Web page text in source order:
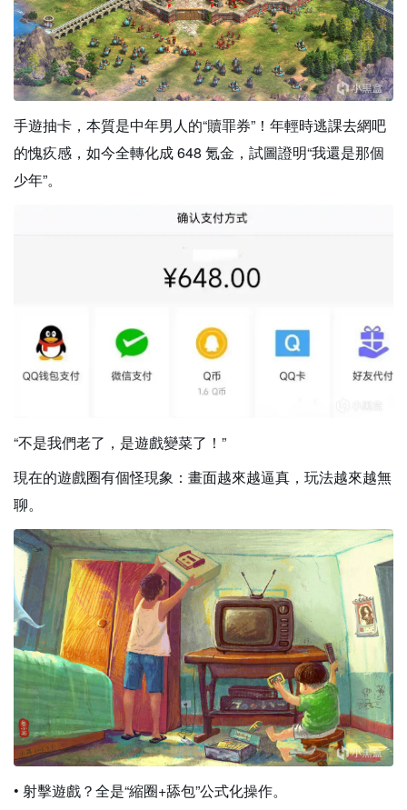
手遊抽卡，本質是中年男人的“贖罪券”！年輕時逃課去網吧
的愧疚感，如今全轉化成 648 氪金，試圖證明“我還是那個
少年”。
“不是我們老了，是遊戲變菜了！”
現在的遊戲圈有個怪現象：畫面越來越逼真，玩法越來越無
聊。
• 射擊遊戲？全是“縮圈+舔包”公式化操作。